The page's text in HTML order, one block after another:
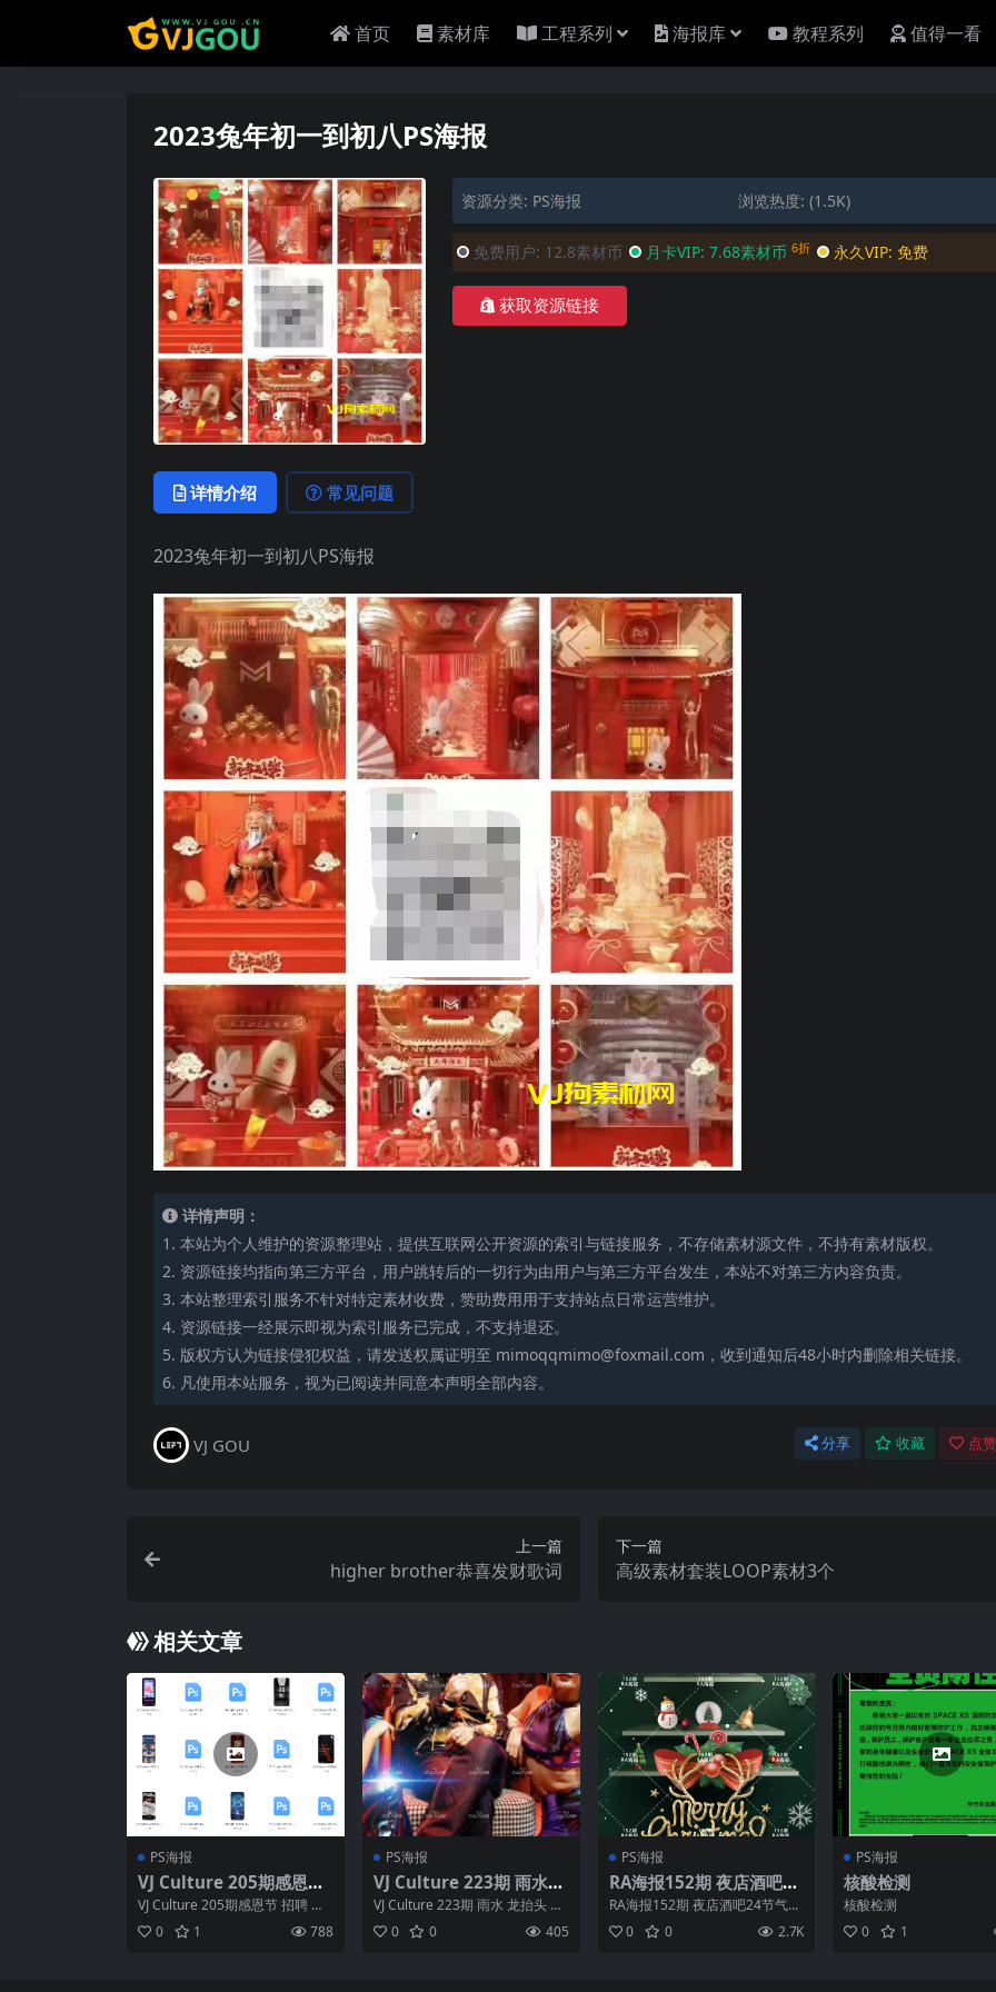
首页 素材库 工程系列 海报库 教程系列 值得一看
2023兔年初一到初八PS海报
资源分类: PS海报 浏览热度: (1.5K)
免费用户: 12.8素材币 月卡VIP: 7.68素材币 6折 永久VIP: 免费
获取资源链接
详情介绍 常见问题
2023兔年初一到初八PS海报
详情声明：
1. 本站为个人维护的资源整理站，提供互联网公开资源的索引与链接服务，不存储素材源文件，不持有素材版权。
2. 资源链接均指向第三方平台，用户跳转后的一切行为由用户与第三方平台发生，本站不对第三方内容负责。
3. 本站整理索引服务不针对特定素材收费，赞助费用用于支持站点日常运营维护。
4. 资源链接一经展示即视为索引服务已完成，不支持退还。
5. 版权方认为链接侵犯权益，请发送权属证明至 mimoqqmimo@foxmail.com，收到通知后48小时内删除相关链接。
6. 凡使用本站服务，视为已阅读并同意本声明全部内容。
VJ GOU 分享 收藏 点
上一篇
higher brother恭喜发财歌词
下一篇
高级素材套装LOOP素材3个
相关文章
PS海报
VJ Culture 205期感恩节
招聘 爆满 PSD海报
VJ Culture 205期感恩节 招聘 爆
满 PSD海报
0 1 788
PS海报
VJ Culture 223期 雨水
龙抬头 日常PSD海报
VJ Culture 223期 雨水 龙抬头 日
常PSD海报
0 0 405
PS海报
RA海报152期 夜店酒吧24
节气冬至/平安夜/圣诞节P
S海报模板数量：20个
RA海报152期 夜店酒吧24节气冬
至/平安夜/圣诞节PS海报模板数
量：20个
0 0 2.7K
PS海报
核酸检测
核酸检测
0
1